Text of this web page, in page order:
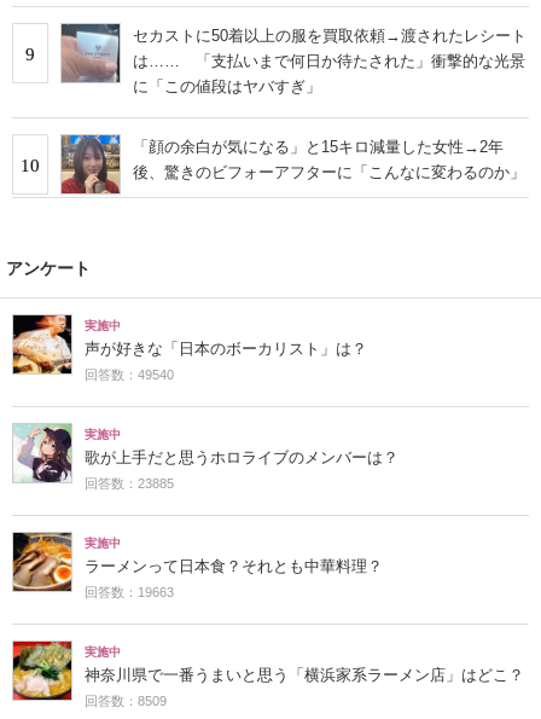
9
セカストに50着以上の服を買取依頼→渡されたレシート
は…… 「支払いまで何日か待たされた」衝撃的な光景
に「この値段はヤバすぎ」
10
「顔の余白が気になる」と15キロ減量した女性→2年
後、驚きのビフォーアフターに「こんなに変わるのか」
アンケート
実施中
声が好きな「日本のボーカリスト」は？
回答数：49540
実施中
歌が上手だと思うホロライブのメンバーは？
回答数：23885
実施中
ラーメンって日本食？それとも中華料理？
回答数：19663
実施中
神奈川県で一番うまいと思う「横浜家系ラーメン店」はどこ？
回答数：8509